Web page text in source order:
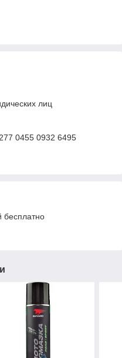
лиц
0455 0932 6495
бесплатно